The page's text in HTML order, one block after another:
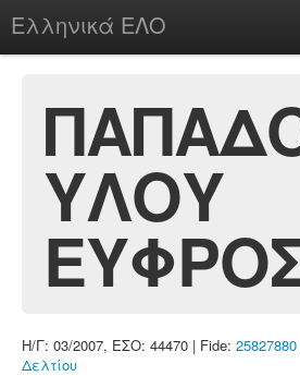
Ελληνικά ΕΛΟ
chesstu.be @ discord
ΥΛΟΥ
Η/Γ: 03/2007, ΕΣΟ: 44470 | Fide: 25827880
Δελτίου